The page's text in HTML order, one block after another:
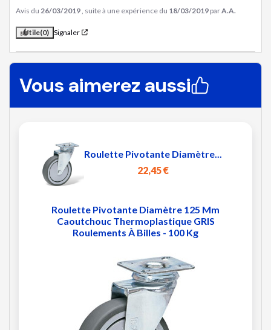
Avis du 26/03/2019 , suite à une expérience du 18/03/2019 parA.A.
Utile(0) Signaler
Vous aimerez aussi
Roulette Pivotante Diamètre...
22,45 €
Roulette Pivotante Diamètre 125 Mm
Caoutchouc Thermoplastique GRIS
Roulements À Billes - 100 Kg